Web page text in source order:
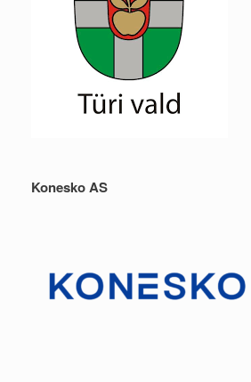
Konesko AS